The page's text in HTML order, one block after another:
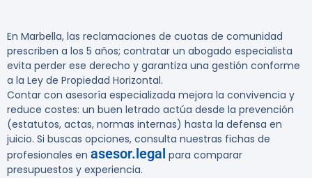
En Marbella, las reclamaciones de cuotas de comunidad
prescriben a los 5 años; contratar un abogado especialista
evita perder ese derecho y garantiza una gestión conforme
a la Ley de Propiedad Horizontal.
Contar con asesoría especializada mejora la convivencia y
reduce costes: un buen letrado actúa desde la prevención
(estatutos, actas, normas internas) hasta la defensa en
juicio. Si buscas opciones, consulta nuestras fichas de
profesionales en asesor.legal para comparar
presupuestos y experiencia.